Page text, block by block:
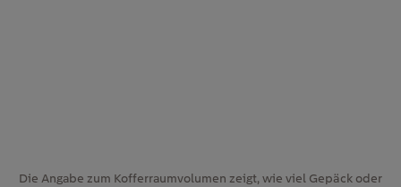
Die Angabe zum Kofferraumvolumen zeigt, wie viel Gepäck oder